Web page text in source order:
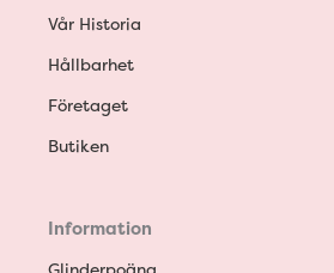
Vår Historia
Hållbarhet
Företaget
Butiken
Information